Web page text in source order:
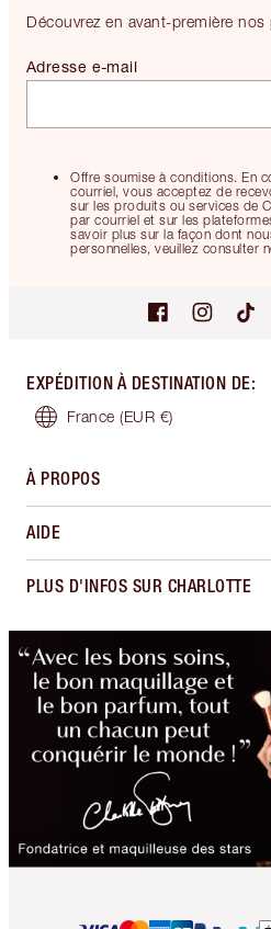
Découvrez en avant-première
Offre soumise à conditions. En
courriel, vous acceptez de
sur les produits ou services de
par courriel et sur les
savoir plus sur la façon dont
personnelles, veuillez consulter
Adresse e-mail
EXPÉDITION À DESTINATION DE:
France (EUR €)
À PROPOS
AIDE
PLUS D'INFOS SUR CHARLOTTE